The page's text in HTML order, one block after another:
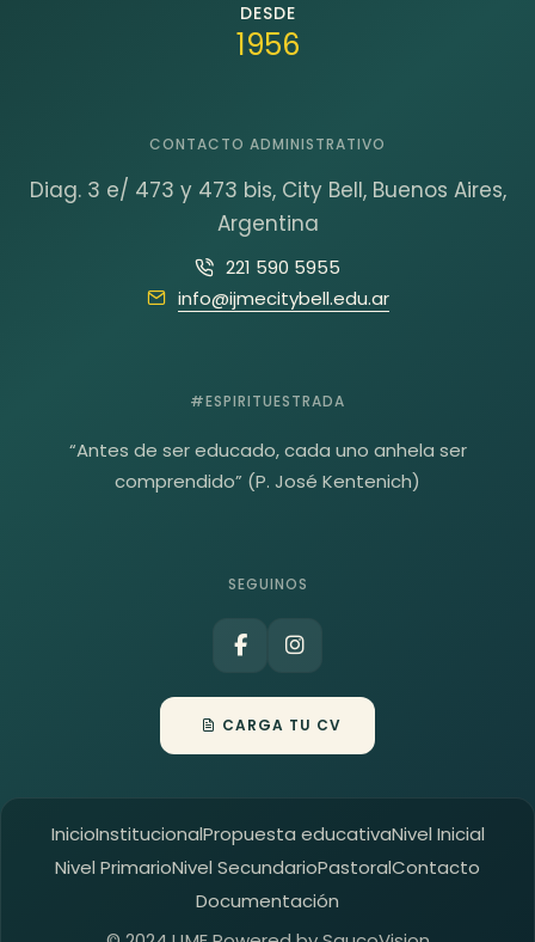
DESDE
1956
CONTACTO ADMINISTRATIVO
Diag. 3 e/ 473 y 473 bis, City Bell, Buenos Aires,
Argentina
221 590 5955
info@ijmecitybell.edu.ar
#ESPIRITUESTRADA
“Antes de ser educado, cada uno anhela ser
comprendido” (P. José Kentenich)
SEGUINOS
CARGA TU CV
InicioInstitucionalPropuesta educativaNivel Inicial
Nivel PrimarioNivel SecundarioPastoralContacto
Documentación